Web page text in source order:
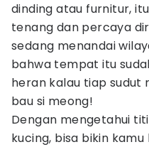
dinding atau furnitur,
tenang dan percaya
sedang menandai
bahwa tempat itu
heran kalau tiap sudut
bau si meong!
Dengan mengetahui
kucing, bisa bikin